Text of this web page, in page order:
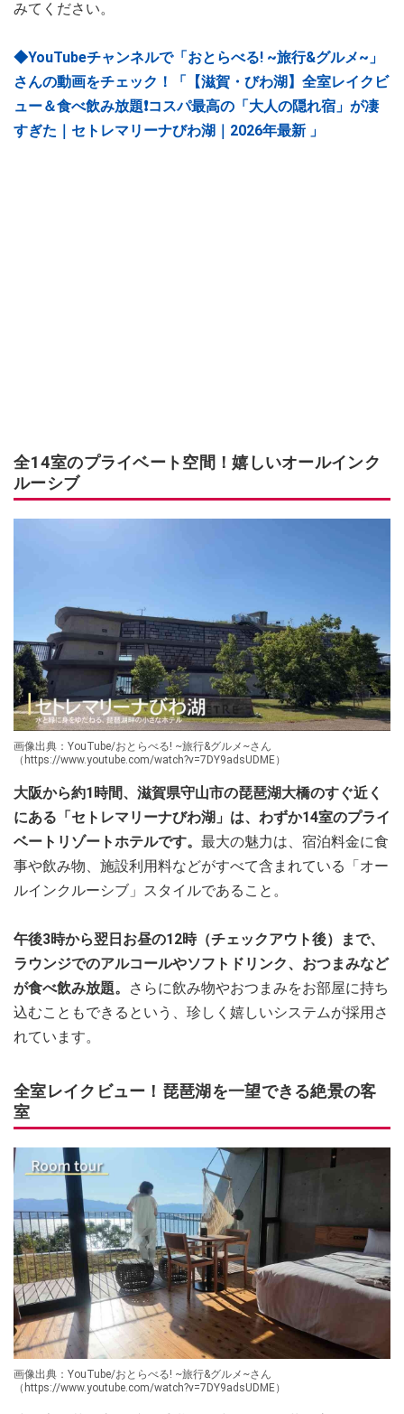
みてください。
◆YouTubeチャンネルで「おとらべる! ~旅行&グルメ~」
さんの動画をチェック！「【滋賀・びわ湖】全室レイクビ
ュー＆食べ飲み放題❗️コスパ最高の「大人の隠れ宿」が凄
すぎた｜セトレマリーナびわ湖｜2026年最新 」
全14室のプライベート空間！嬉しいオールインク
ルーシブ
画像出典：YouTube/おとらべる! ~旅行&グルメ~さん
（https://www.youtube.com/watch?v=7DY9adsUDME）
大阪から約1時間、滋賀県守山市の琵琶湖大橋のすぐ近く
にある「セトレマリーナびわ湖」は、わずか14室のプライ
ベートリゾートホテルです。 最大の魅力は、宿泊料金に食
事や飲み物、施設利用料などがすべて含まれている「オー
ルインクルーシブ」スタイルであること。
午後3時から翌日お昼の12時（チェックアウト後）まで、
ラウンジでのアルコールやソフトドリンク、おつまみなど
が食べ飲み放題。
さらに飲み物やおつまみをお部屋に持ち
込むこともできるという、珍しく嬉しいシステムが採用さ
れています。
全室レイクビュー！琵琶湖を一望できる絶景の客
室
画像出典：YouTube/おとらべる! ~旅行&グルメ~さん
（https://www.youtube.com/watch?v=7DY9adsUDME）